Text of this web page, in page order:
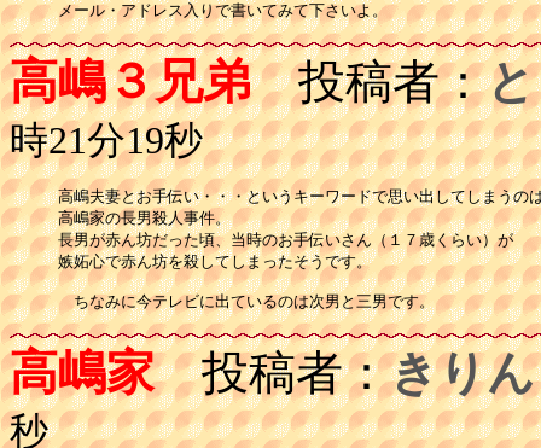
メール・アドレス入りで書いてみて下さいよ。
高嶋３兄弟投稿者：
時21分19秒
高嶋夫妻とお手伝い・・・というキーワードで思い出してしまうの
高嶋家の長男殺人事件。
長男が赤ん坊だった頃、当時のお手伝いさん（１７歳くらい）が
嫉妬心で赤ん坊を殺してしまったそうです。
高嶋家投稿者：きりん
秒